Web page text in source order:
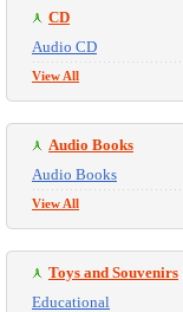
CD
Audio CD
View All
Audio Books
Audio Books
View All
Toys and Souvenirs
Educational